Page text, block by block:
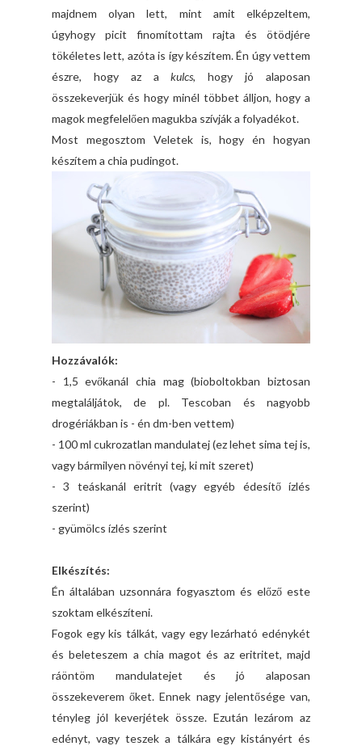
majdnem olyan lett, mint amit elképzeltem,
úgyhogy picit finomítottam rajta és ötödjére
tökéletes lett, azóta is így készítem. Én úgy vettem
észre, hogy az akulcs, hogy jó alaposan
összekeverjük és hogy minél többet álljon, hogy a
magok megfelelően magukba szívják a folyadékot.
Most megosztom Veletek is, hogy én hogyan
készítem a chia pudingot.
Hozzávalók:
- 1,5 evőkanál chia mag (bioboltokban biztosan
megtaláljátok, de pl. Tescoban és nagyobb
drogériákban is - én dm-ben vettem)
- 100 ml cukrozatlan mandulatej (ez lehet sima tej is,
vagy bármilyen növényi tej, ki mit szeret)
- 3 teáskanál eritrit (vagy egyéb édesítő ízlés
szerint)
- gyümölcs ízlés szerint
Elkészítés:
Én általában uzsonnára fogyasztom és előző este
szoktam elkészíteni.
Fogok egy kis tálkát, vagy egy lezárható edénykét
és beleteszem a chia magot és az eritritet, majd
ráöntöm mandulatejet és jó alaposan
összekeverem őket. Ennek nagy jelentősége van,
tényleg jól keverjétek össze. Ezután lezárom az
edényt, vagy teszek a tálkára egy kistányért és